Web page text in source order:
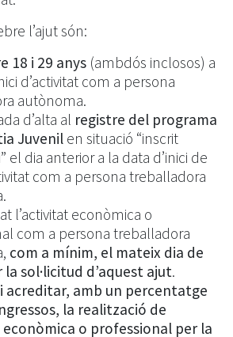
l’ajut són:
18 i 29 anys (ambdós inclosos) a
d’activitat com a persona
autònoma.
d’alta al registre del programa
Juvenil en situació “inscrit
el dia anterior a la data d’inici de
com a persona treballadora
l’activitat econòmica o
com a persona treballadora
com a mínim, el mateix dia de
sol·licitud d’aquest ajut.
acreditar, amb un percentatge
la realització de
o professional per la